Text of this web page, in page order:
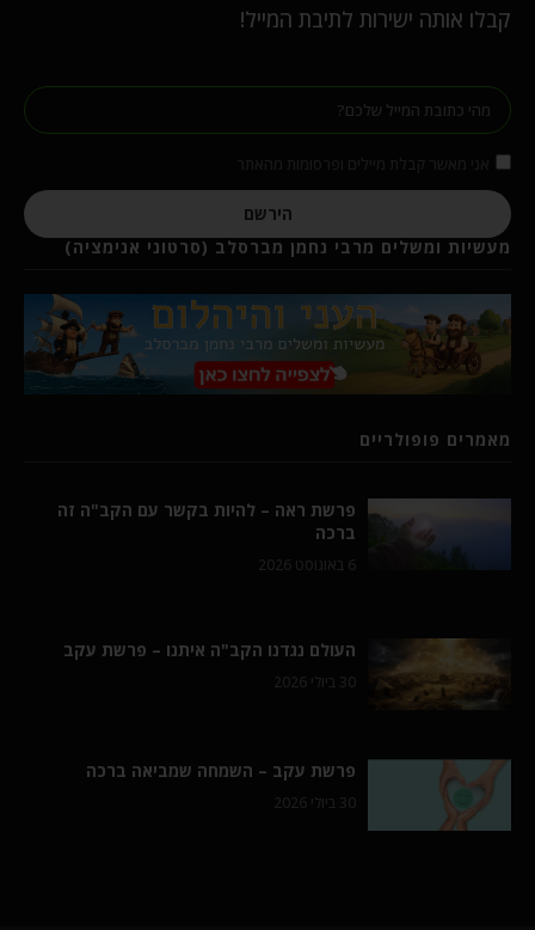
קבלו אותה ישירות לתיבת המייל!
הירשם
מעשיות ומשלים מרבי נחמן מברסלב (סרטוני אנימציה)
מאמרים פופולריים
פרשת ראה – להיות בקשר עם הקב"ה זה
ברכה
6 באוגוסט 2026
העולם נגדנו הקב"ה איתנו – פרשת עקב
30 ביולי 2026
פרשת עקב – השמחה שמביאה ברכה
30 ביולי 2026